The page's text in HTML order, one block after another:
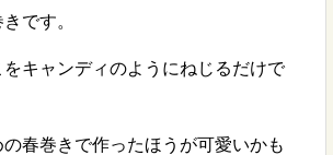
です。
キャンディのようにねじるだけで
春巻きで作ったほうが可愛いかも